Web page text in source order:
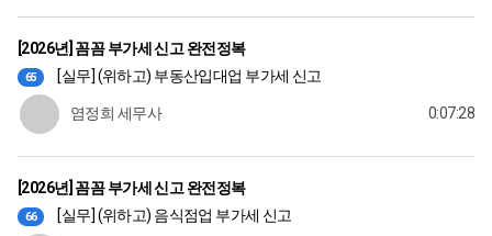
[2026년] 꼼꼼 부가세 신고 완전정복
65 [실무] (위하고) 부동산입대업 부가세 신고
염정희 세무사 0:07:28
[2026년] 꼼꼼 부가세 신고 완전정복
66 [실무] (위하고) 음식점업 부가세 신고